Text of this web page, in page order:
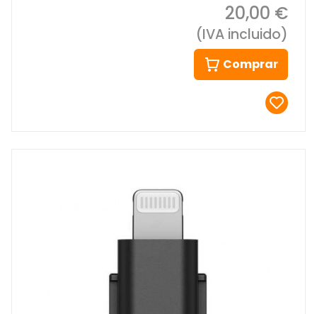
20,00 €
(IVA incluido)
Comprar